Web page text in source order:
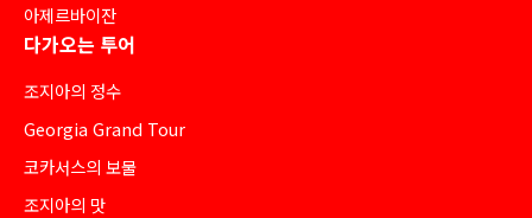
아제르바이잔
다가오는 투어
조지아의 정수
Georgia Grand Tour
코카서스의 보물
조지아의 맛